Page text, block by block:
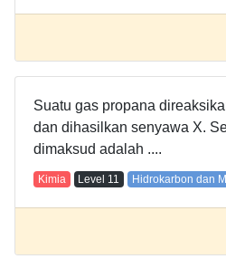
Suatu gas propana
dan dihasilkan senyawa X.
dimaksud adalah ....
Kimia Level 11 Hidrokarbon dan